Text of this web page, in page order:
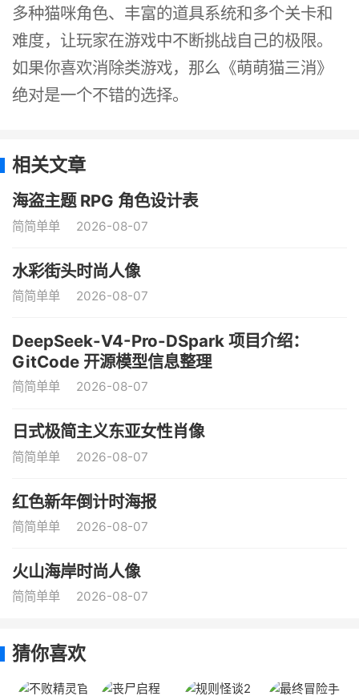
多种猫咪角色、丰富的道具系统和多个关卡和
难度，让玩家在游戏中不断挑战自己的极限。
如果你喜欢消除类游戏，那么《萌萌猫三消》
绝对是一个不错的选择。
相关文章
海盗主题 RPG 角色设计表
简简单单 2026-08-07
水彩街头时尚人像
简简单单 2026-08-07
DeepSeek-V4-Pro-DSpark 项目介绍：
GitCode 开源模型信息整理
简简单单 2026-08-07
日式极简主义东亚女性肖像
简简单单 2026-08-07
红色新年倒计时海报
简简单单 2026-08-07
火山海岸时尚人像
简简单单 2026-08-07
猜你喜欢